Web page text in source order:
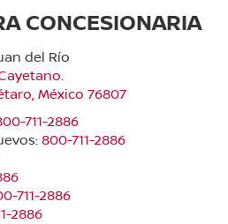
CONCESIONARIA
del Río
, México 76807
711-2886
800-711-2886
711-2886
2886